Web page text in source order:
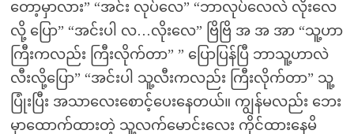
တော့မှာလား” “အင်း လုပ်လေ” “ဘာလုပ်လေလဲ လိုးလေ
လို့ ပြော” “အင်းပါ လ…လိုးလေ” ဗြိဗြိ အ အ အာ “သူ့ဟာ
ကြီးကလည်း ကြီးလိုက်တာ” ” ပြောပြန်ပြီ ဘာသူ့ဟာလဲ
လီးလို့ပြော” “အင်းပါ သူ့လီးကလည်း ကြီးလိုက်တာ” သူ့
ပြုံးပြီး အသာလေးစောင့်ပေးနေတယ်။ ကျွန်မလည်း ဘေး
မှာထောက်ထားတဲ့ သူ့လက်မောင်းလေး ကိုင်ထားနေမိ